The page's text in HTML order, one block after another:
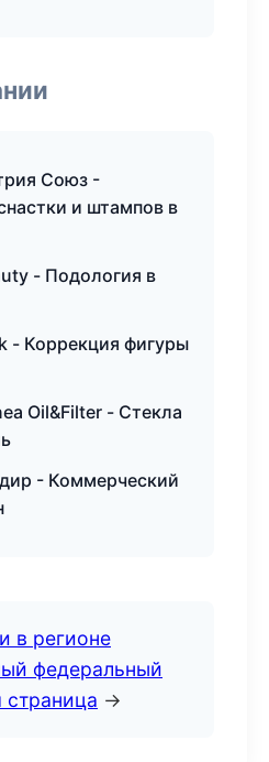
Союз -
и штампов в
- Подология в
- Коррекция фигуры
Oil&Filter - Стекла
- Коммерческий
в регионе
федеральный
страница →